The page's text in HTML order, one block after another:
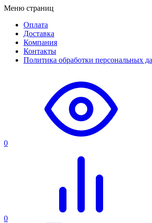
Меню страниц
Оплата
Доставка
Компания
Контакты
Политика обработки персональных
0
0